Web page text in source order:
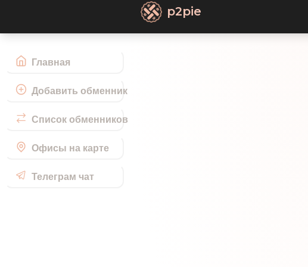
Главная
Добавить обменник
Список обменников
Офисы на карте
Телеграм чат
p2pie